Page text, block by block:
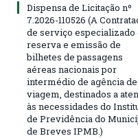
Dispensa de Licitação nº
7.2026-110526 (A
de serviço especializado
reserva e emissão de
bilhetes de passagens
aéreas nacionais por
intermédio de agência de
viagem, destinados a
às necessidades do
de Previdência do
de Breves IPMB.)